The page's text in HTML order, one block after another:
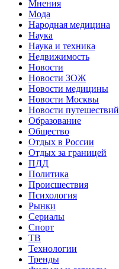
Мнения
Мода
Народная медицина
Наука
Наука и техника
Недвижимость
Новости
Новости ЗОЖ
Новости медицины
Новости Москвы
Новости путешествий
Образование
Общество
Отдых в России
Отдых за границей
ПДД
Политика
Происшествия
Психология
Рынки
Сериалы
Спорт
ТВ
Технологии
Тренды